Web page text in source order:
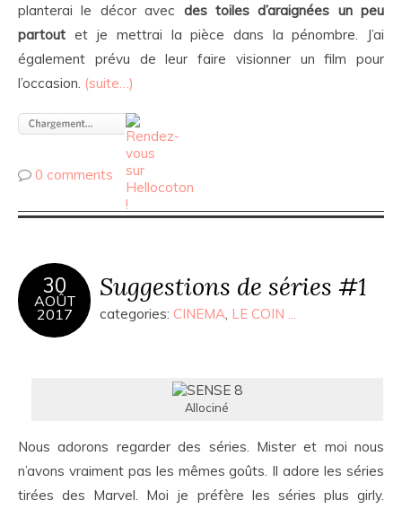
planterai le décor avec des toiles d’araignées un peu
partout et je mettrai la pièce dans la pénombre. J’ai
également prévu de leur faire visionner un film pour
l’occasion. (suite…)
0 comments
30
AOÛT
2017
Suggestions de séries #1
categories: CINEMA LE COIN ...
Allociné
Nous adorons regarder des séries. Mister et moi nous
n’avons vraiment pas les mêmes goûts. Il adore les séries
tirées des Marvel. Moi je préfère les séries plus girly.